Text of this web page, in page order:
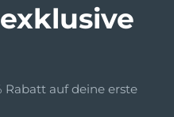
Rabatt auf deine erste